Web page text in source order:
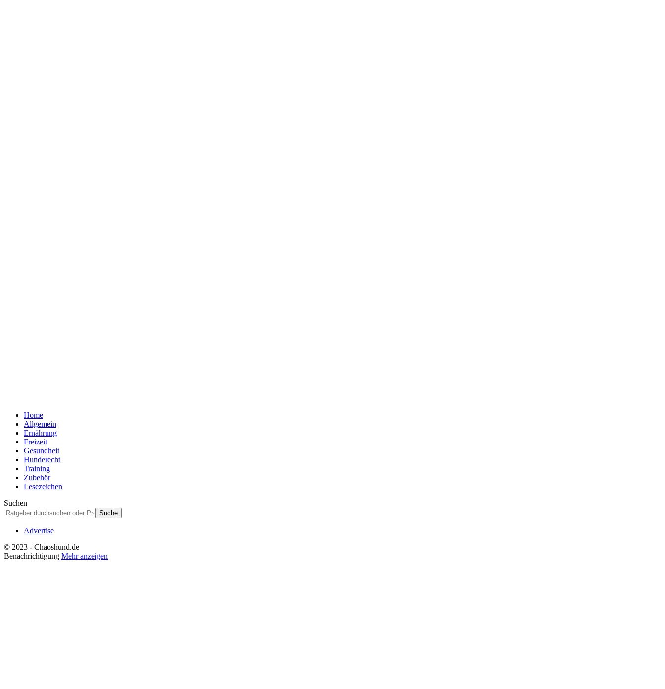
Home
Allgemein
Ernährung
Freizeit
Gesundheit
Hunderecht
Training
Zubehör
Lesezeichen
Suchen
Advertise
© 2023 - Chaoshund.de
Benachrichtigung Mehr anzeigen